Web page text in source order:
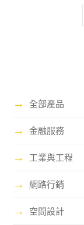
→ 全部產品
→ 金融服務
→ 工業與工程
→ 網路行銷
→ 空間設計